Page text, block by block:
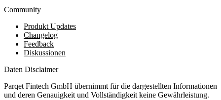
Community
Produkt Updates
Changelog
Feedback
Diskussionen
Daten Disclaimer
Parqet Fintech GmbH übernimmt für die dargestellten Informationen
und deren Genauigkeit und Vollständigkeit keine Gewährleistung.